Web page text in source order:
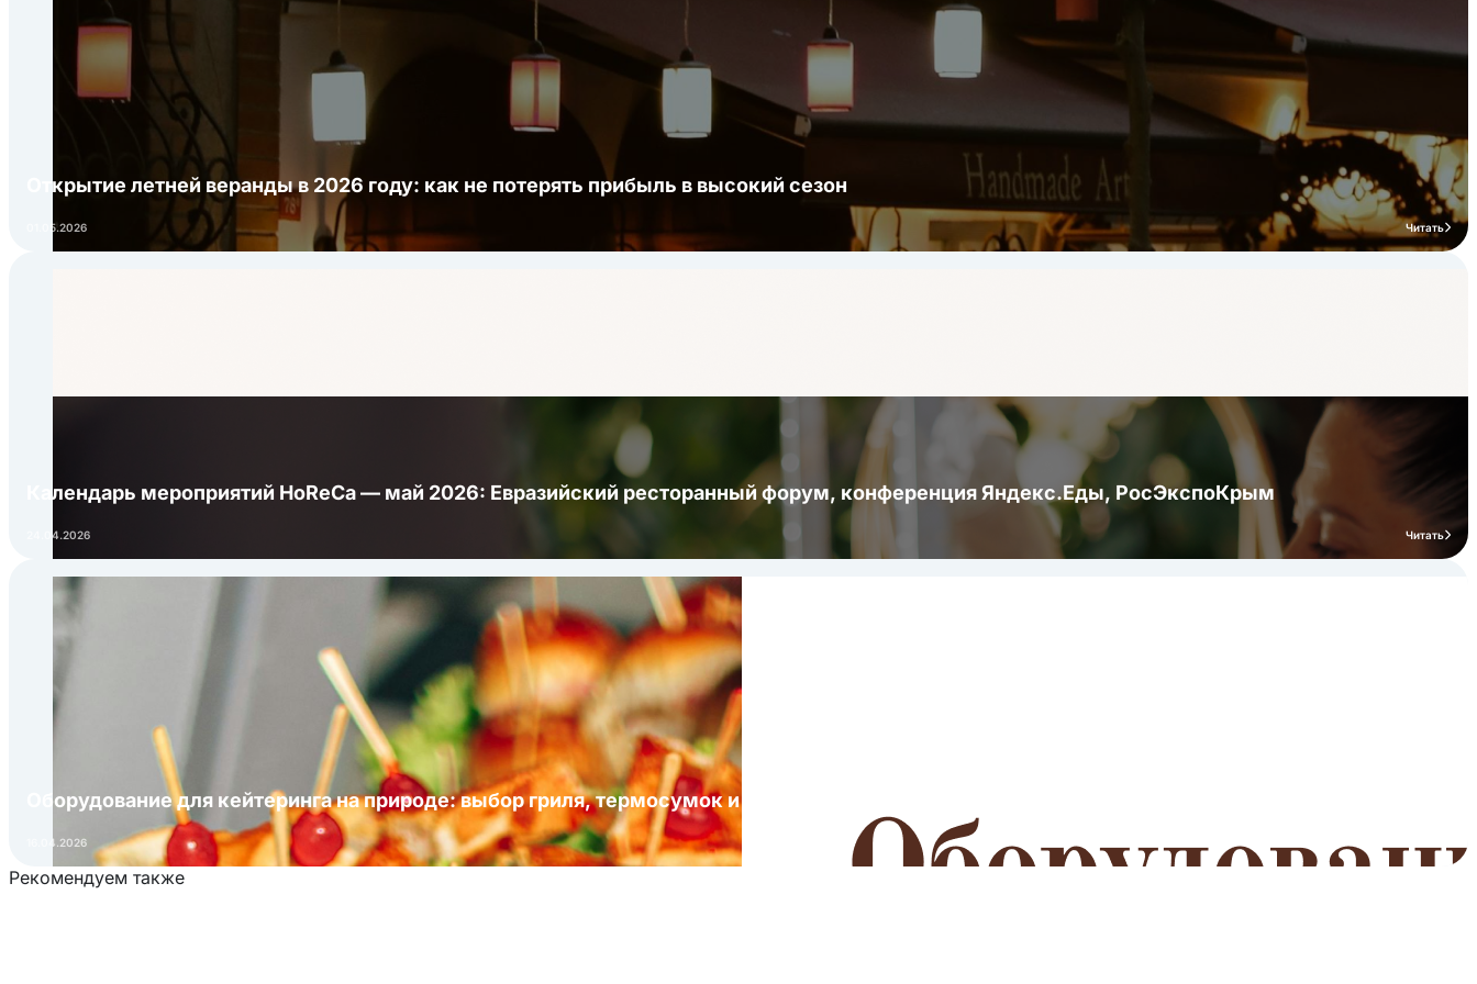
Открытие летней веранды в 2026 году: как не потерять прибыль в высокий сезон
01.05.2026 Читать
Календарь мероприятий HoReCa — май 2026: Евразийский ресторанный форум, конференция Яндекс.Еды, РосЭкспоКрым
24.04.2026 Читать
Оборудование для кейтеринга на природе: выбор гриля, термосумок и посуды для выездных мероприятий
16.04.2026
Рекомендуем также